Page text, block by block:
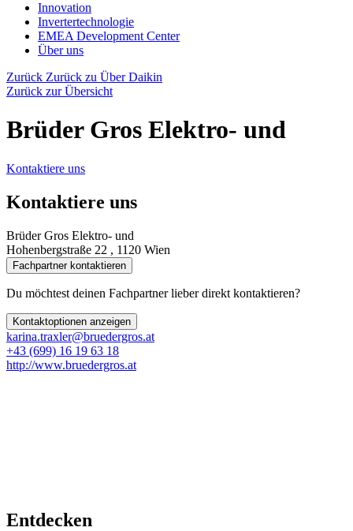
Innovation
Invertertechnologie
EMEA Development Center
Über uns
Zurück Zurück zu Über Daikin
Zurück zur Übersicht
Brüder Gros Elektro- und
Kontaktiere uns
Kontaktiere uns
Brüder Gros Elektro- und
Hohenbergstraße 22 , 1120 Wien
Fachpartner kontaktieren
Du möchtest deinen Fachpartner lieber direkt kontaktieren?
Kontaktoptionen anzeigen
karina.traxler@bruedergros.at
+43 (699) 16 19 63 18
http://www.bruedergros.at
Entdecken